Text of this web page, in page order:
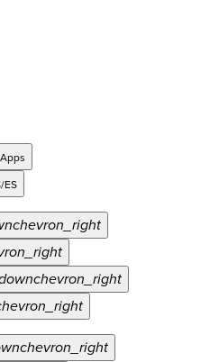
Apps
ES
chevron_right
chevron_right
chevron_right